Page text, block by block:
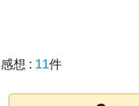
感想 : 11件